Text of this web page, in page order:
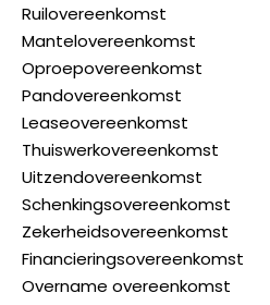
Ruilovereenkomst
Mantelovereenkomst
Oproepovereenkomst
Pandovereenkomst
Leaseovereenkomst
Thuiswerkovereenkomst
Uitzendovereenkomst
Schenkingsovereenkomst
Zekerheidsovereenkomst
Financieringsovereenkomst
Overname overeenkomst